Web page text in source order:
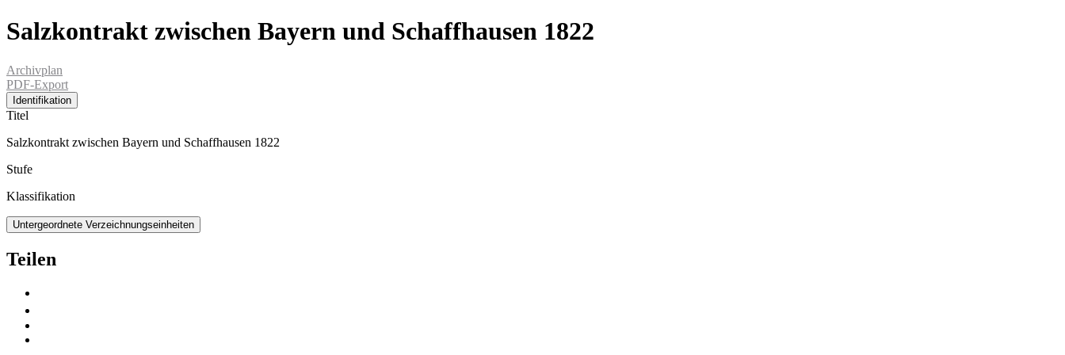
Salzkontrakt zwischen Bayern und Schaffhausen 1822
Archivplan
PDF-Export
Identifikation
Titel
Salzkontrakt zwischen Bayern und Schaffhausen 1822
Stufe
Klassifikation
Untergeordnete Verzeichnungseinheiten
Teilen